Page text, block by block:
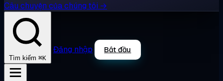
Câu chuyện của chúng tôi →
Tìm kiếm ⌘K
Đăng nhập Bắt đầu